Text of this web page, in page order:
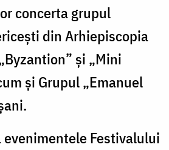
concerta grupul
din Arhiepiscopia
și „Mini
și Grupul „Emanuel
Festivalului